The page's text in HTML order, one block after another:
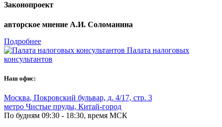
Законопроект
авторское мнение А.И. Соломанина
Подробнее
Палата налоговых
консультантов
Наш офис:
Москва, Покровский бульвар, д. 4/17, стр. 3
метро Чистые пруды, Китай-город
По будням 09:30 - 18:30, время МСК